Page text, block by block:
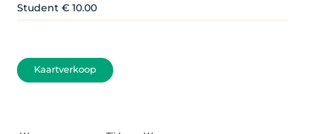
Student € 10.00
Kaartverkoop